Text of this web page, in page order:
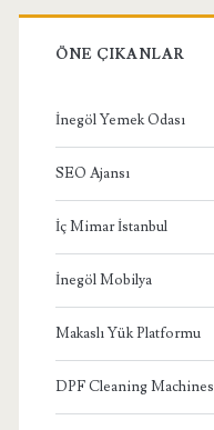
ÖNE ÇIKANLAR
İnegöl Yemek Odası
SEO Ajansı
İç Mimar İstanbul
İnegöl Mobilya
Makaslı Yük Platformu
DPF Cleaning Machines